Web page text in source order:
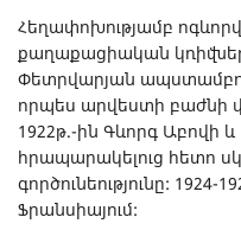
Հեղափոխությամբ
քաղաքացիական
Փետրվարյան
որպես արվեստի բաժնի
1922թ.-ին Գևորգ Աբովի
հրապարակելուց հետո
գործունեությունը: 1924-
Ֆրանսիայում: